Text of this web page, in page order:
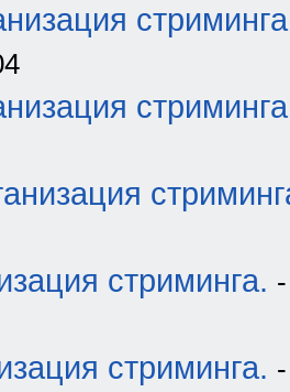
стриминга.
стриминга.